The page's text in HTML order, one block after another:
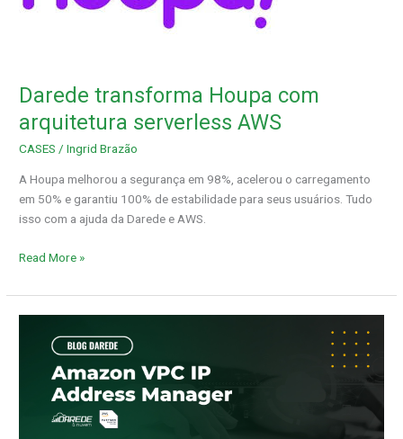
Darede transforma Houpa com
arquitetura serverless AWS
CASES /Ingrid Brazão
A Houpa melhorou a segurança em 98%, acelerou o carregamento
em 50% e garantiu 100% de estabilidade para seus usuários. Tudo
isso com a ajuda da Darede e AWS.
Read More »
Address
Manager